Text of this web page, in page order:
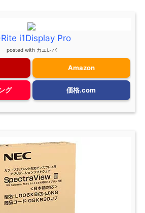
i1Display Pro
posted with カエレバ
Amazon
グ 価格.com